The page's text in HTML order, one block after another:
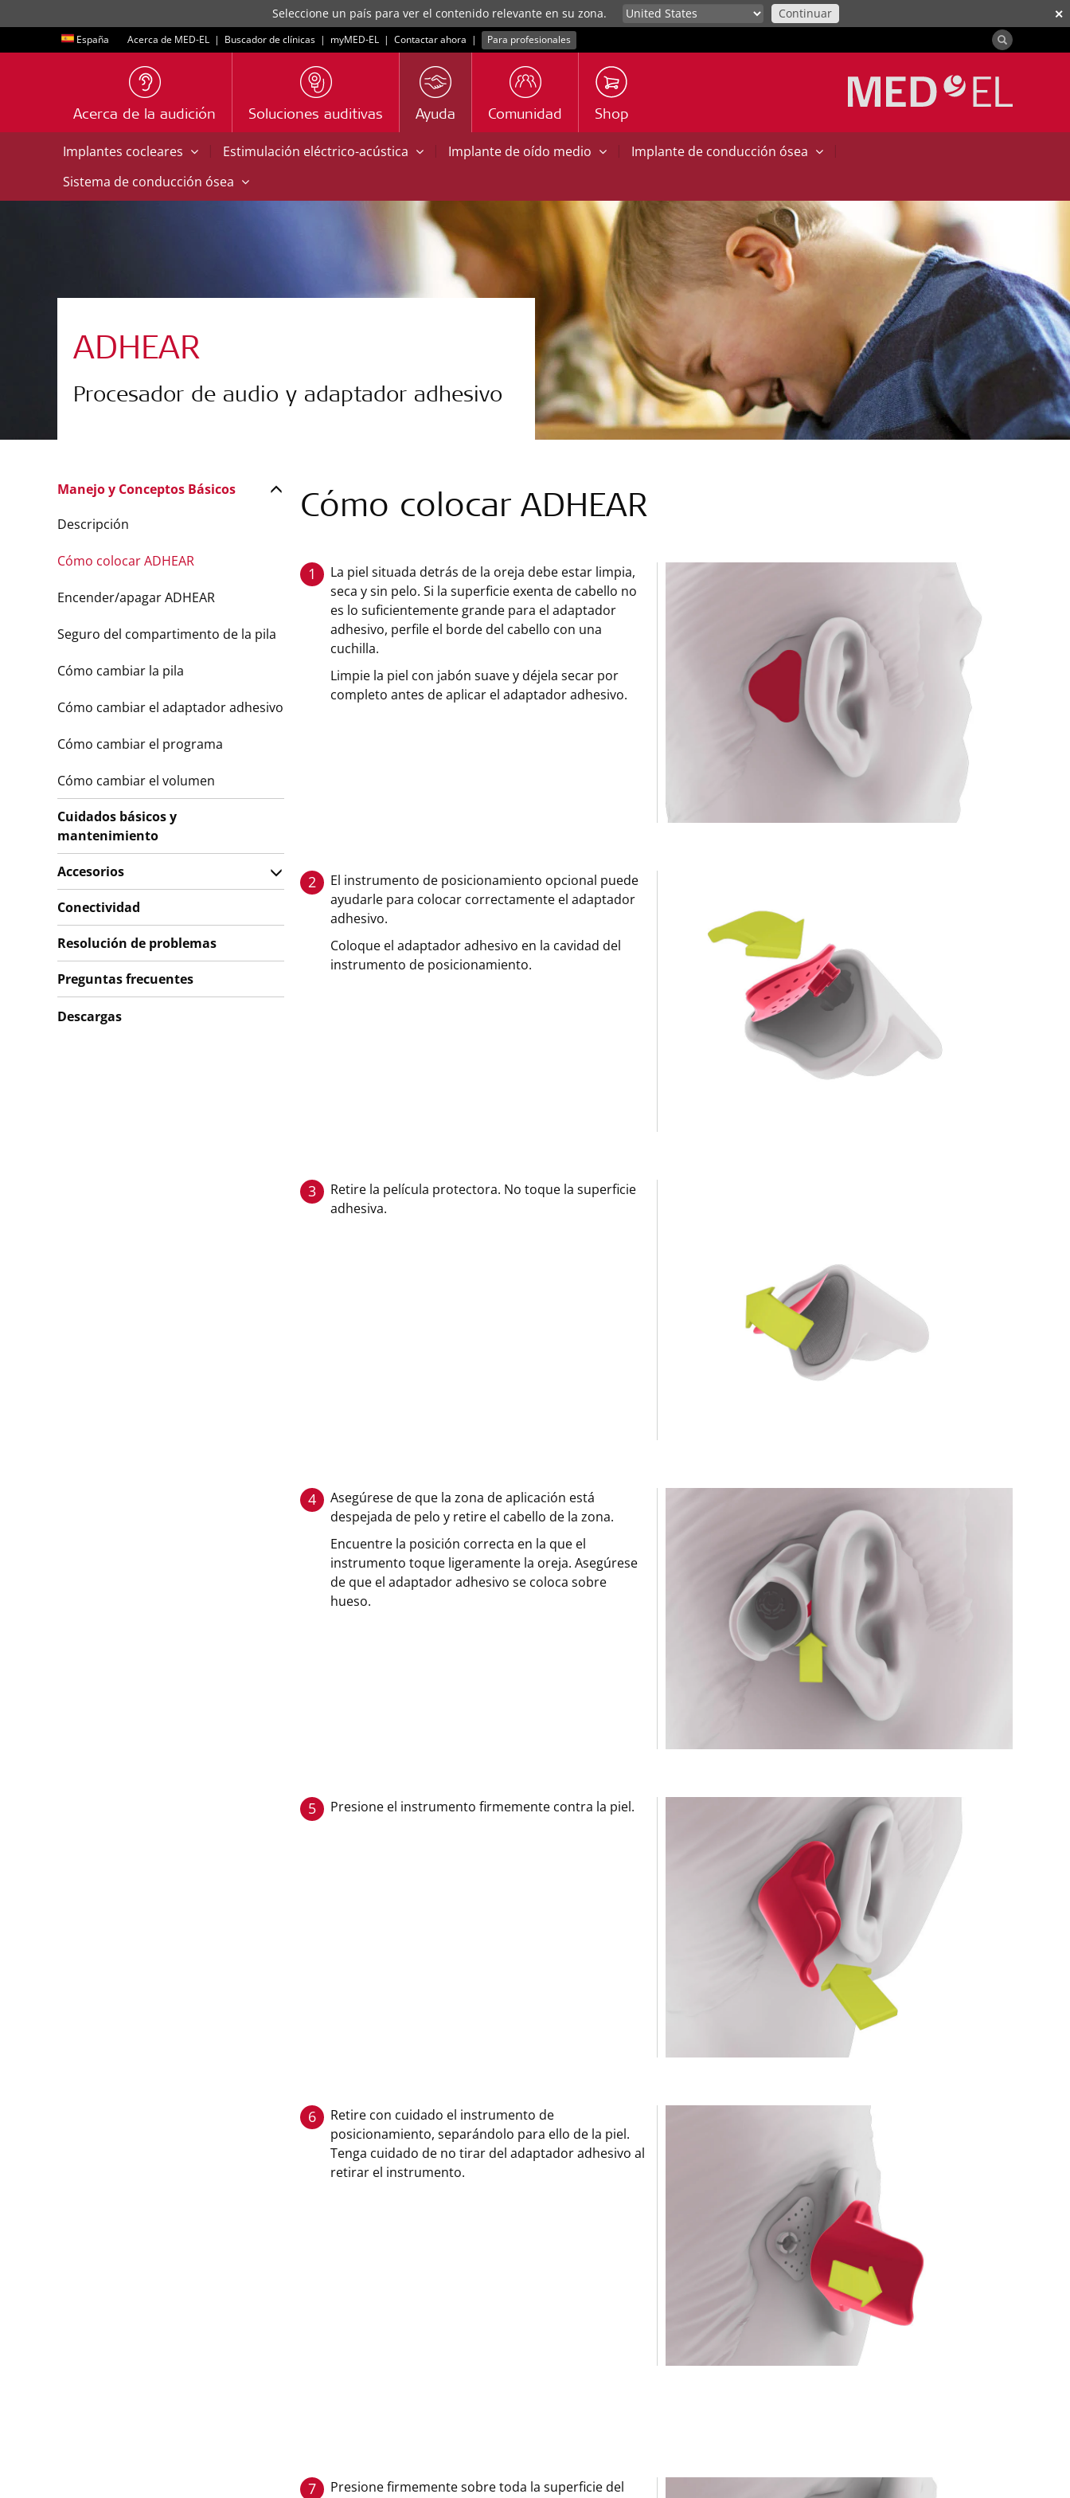
✕
Seleccione un país para ver el contenido relevante en su zona. Continuar
España Acerca de MED-EL | Buscador de clínicas | myMED‑EL | Contactar ahora | Para profesionales
Acerca de la audición Soluciones auditivas Ayuda Comunidad Shop
Implantes cocleares | Estimulación eléctrico-acústica | Implante de oído medio | Implante de conducción ósea
|
Sistema de conducción ósea
ADHEAR
Procesador de audio y adaptador adhesivo
Cómo colocar ADHEAR
1
La piel situada detrás de la oreja debe estar limpia,
seca y sin pelo. Si la superficie exenta de cabello no
es lo suficientemente grande para el adaptador
adhesivo, perfile el borde del cabello con una
cuchilla.
Limpie la piel con jabón suave y déjela secar por
completo antes de aplicar el adaptador adhesivo.
2
El instrumento de posicionamiento opcional puede
ayudarle para colocar correctamente el adaptador
adhesivo.
Coloque el adaptador adhesivo en la cavidad del
instrumento de posicionamiento.
3
Retire la película protectora. No toque la superficie
adhesiva.
4
Asegúrese de que la zona de aplicación está
despejada de pelo y retire el cabello de la zona.
Encuentre la posición correcta en la que el
instrumento toque ligeramente la oreja. Asegúrese
de que el adaptador adhesivo se coloca sobre
hueso.
5 Presione el instrumento firmemente contra la piel.
6
Retire con cuidado el instrumento de
posicionamiento, separándolo para ello de la piel.
Tenga cuidado de no tirar del adaptador adhesivo al
retirar el instrumento.
7
Presione firmemente sobre toda la superficie del
Manejo y Conceptos Básicos
Descripción
Cómo colocar ADHEAR
Encender/apagar ADHEAR
Seguro del compartimento de la pila
Cómo cambiar la pila
Cómo cambiar el adaptador adhesivo
Cómo cambiar el programa
Cómo cambiar el volumen
Cuidados básicos y
mantenimiento
Accesorios
Conectividad
Resolución de problemas
Preguntas frecuentes
Descargas